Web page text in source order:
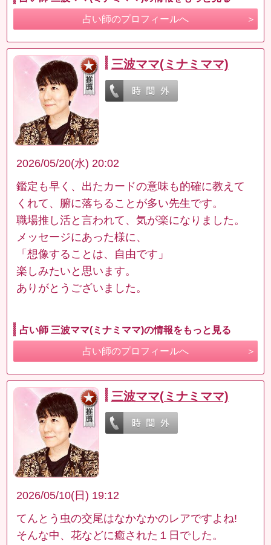
占い師のプロフィールへ
三波ママ(ミナミママ)
2026/05/20(水) 20:02
鑑定も早く、出たカードの意味も的確に教えて
くれて、腑に落ちることが多い先生です。
職場推し活と言われて、気が楽になりました。
メッセージにあった様に、
「想像することは、自由です」
楽しみたいと思います。
ありがとうございました。
占い師 三波ママ(ミナミママ)の情報をもっと見る
占い師のプロフィールへ
三波ママ(ミナミママ)
2026/05/10(日) 19:12
てんとう虫の交尾はなかなかのレアですよね!
そんな中、花などに癒された１日でした。